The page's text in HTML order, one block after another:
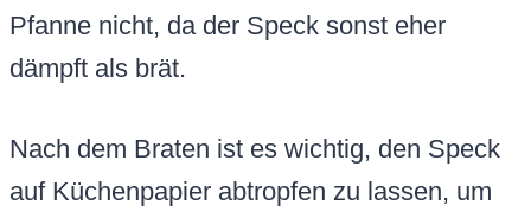
Pfanne nicht, da der Speck sonst eher
dämpft als brät.
Nach dem Braten ist es wichtig, den Speck
auf Küchenpapier abtropfen zu lassen, um